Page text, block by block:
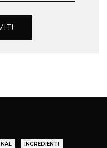
INGREDIENTI